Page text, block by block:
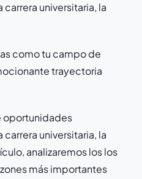
universitaria, la
como tu campo de
trayectoria
oportunidades
universitaria, la
analizaremos los los
más importantes